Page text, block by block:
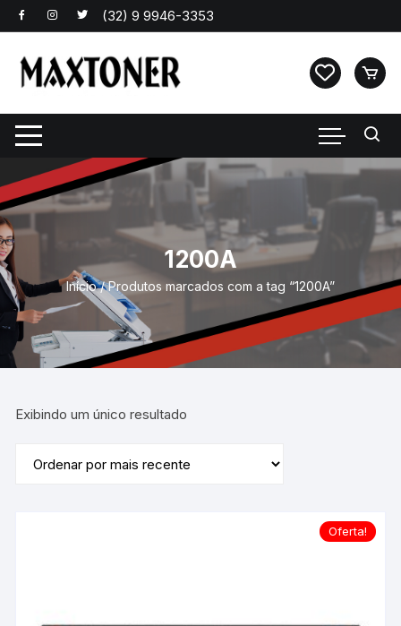
Pular
para
conteúdo
1200A
Início/ Produtos marcados com a tag “1200A”
Exibindo um único resultado
Oferta!